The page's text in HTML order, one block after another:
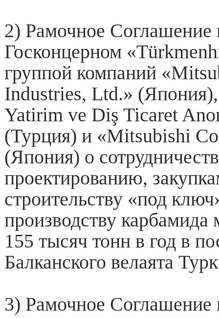
2) Рамочное
Госконцерном
группой компаний
Industries, Ltd.»
Yatirim ve Diş Ticaret
(Турция) и «Mitsubishi
(Япония) о
проектированию,
строительству «под
производству
155 тысяч тонн в год в
Балканского велаята
3) Рамочное